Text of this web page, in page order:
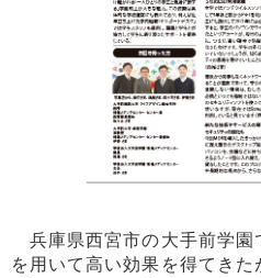
兵庫県西宮市の大手前学園
を用いて高い効果を得てき